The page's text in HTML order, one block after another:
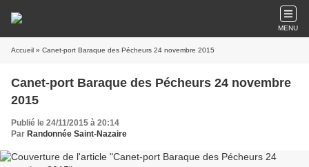
MENU
Accueil » Canet-port Baraque des Pécheurs 24 novembre 2015
Canet-port Baraque des Pécheurs 24 novembre
2015
Publié le 24/11/2015 à 20:14
Par Randonnée Saint-Nazaire